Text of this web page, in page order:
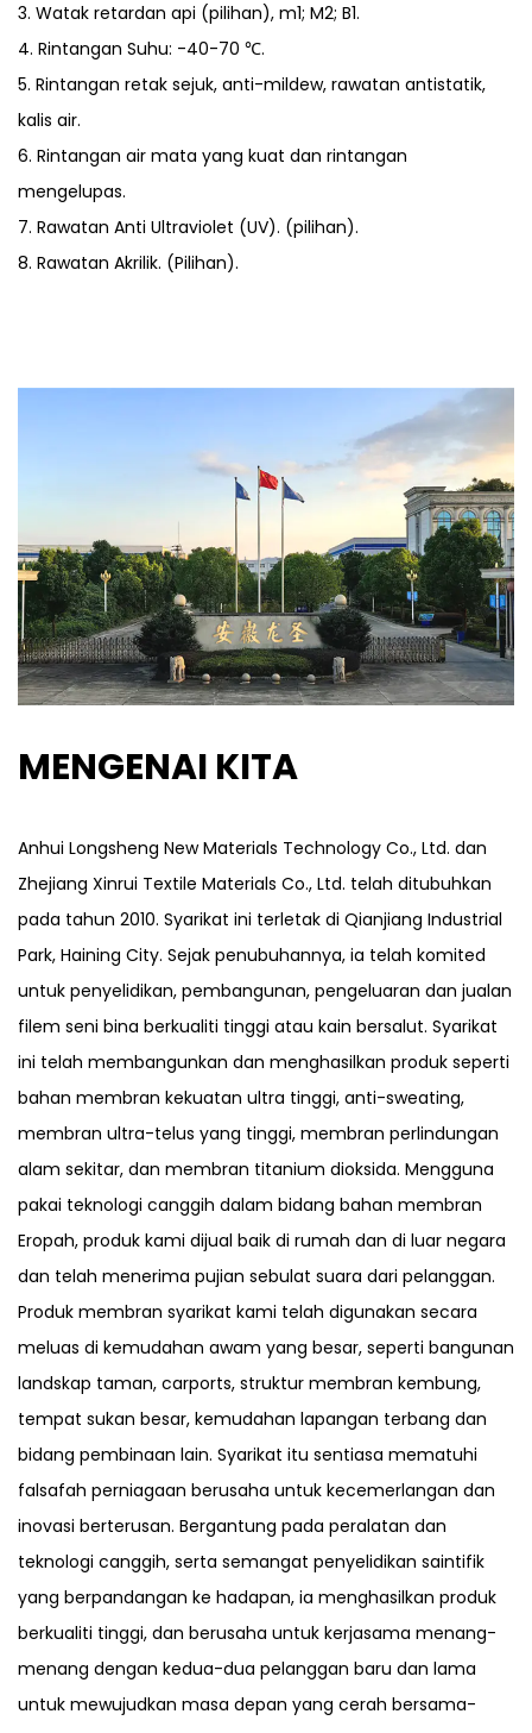
3. Watak retardan api (pilihan), m1; M2; B1.
4. Rintangan Suhu: -40-70 ℃.
5. Rintangan retak sejuk, anti-mildew, rawatan antistatik,
kalis air.
6. Rintangan air mata yang kuat dan rintangan
mengelupas.
7. Rawatan Anti Ultraviolet (UV). (pilihan).
8. Rawatan Akrilik. (Pilihan).
MENGENAI KITA
Anhui Longsheng New Materials Technology Co., Ltd. dan
Zhejiang Xinrui Textile Materials Co., Ltd. telah ditubuhkan
pada tahun 2010. Syarikat ini terletak di Qianjiang Industrial
Park, Haining City. Sejak penubuhannya, ia telah komited
untuk penyelidikan, pembangunan, pengeluaran dan jualan
filem seni bina berkualiti tinggi atau kain bersalut. Syarikat
ini telah membangunkan dan menghasilkan produk seperti
bahan membran kekuatan ultra tinggi, anti-sweating,
membran ultra-telus yang tinggi, membran perlindungan
alam sekitar, dan membran titanium dioksida. Mengguna
pakai teknologi canggih dalam bidang bahan membran
Eropah, produk kami dijual baik di rumah dan di luar negara
dan telah menerima pujian sebulat suara dari pelanggan.
Produk membran syarikat kami telah digunakan secara
meluas di kemudahan awam yang besar, seperti bangunan
landskap taman, carports, struktur membran kembung,
tempat sukan besar, kemudahan lapangan terbang dan
bidang pembinaan lain. Syarikat itu sentiasa mematuhi
falsafah perniagaan berusaha untuk kecemerlangan dan
inovasi berterusan. Bergantung pada peralatan dan
teknologi canggih, serta semangat penyelidikan saintifik
yang berpandangan ke hadapan, ia menghasilkan produk
berkualiti tinggi, dan berusaha untuk kerjasama menang-
menang dengan kedua-dua pelanggan baru dan lama
untuk mewujudkan masa depan yang cerah bersama-